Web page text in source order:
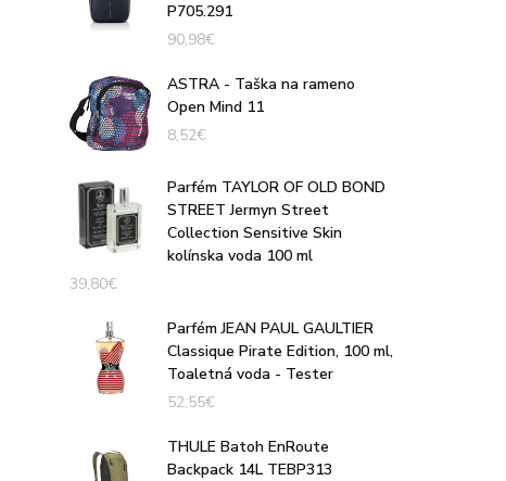
P705.291
90,98€
ASTRA - Taška na rameno
Open Mind 11
8,52€
Parfém TAYLOR OF OLD BOND
STREET Jermyn Street
Collection Sensitive Skin
kolínska voda 100 ml
39,80€
Parfém JEAN PAUL GAULTIER
Classique Pirate Edition, 100 ml,
Toaletná voda - Tester
52,55€
THULE Batoh EnRoute
Backpack 14L TEBP313